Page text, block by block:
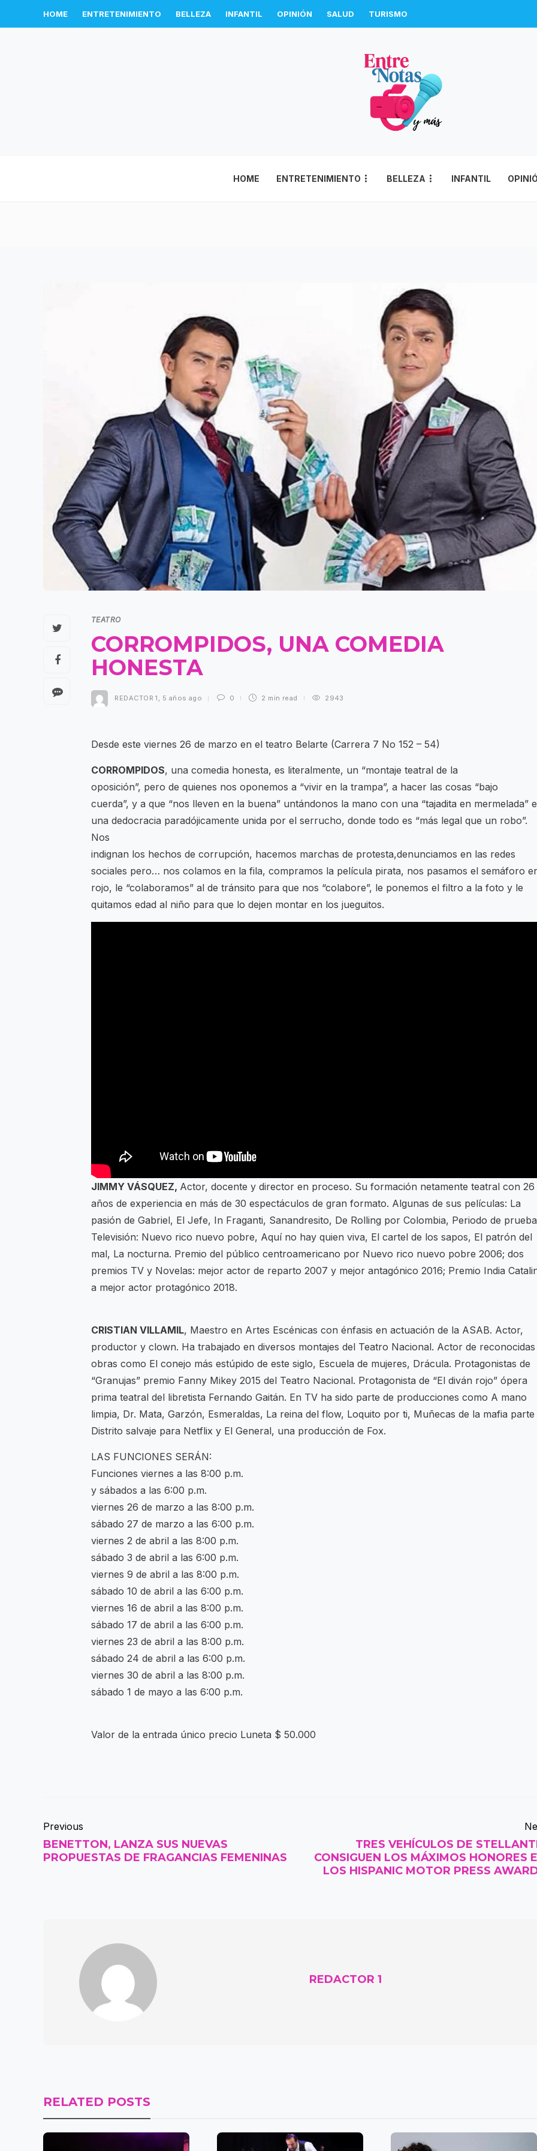
HOME ENTRETENIMIENTO BELLEZA INFANTIL OPINIÓN SALUD TURISMO
HOME ENTRETENIMIENTO BELLEZA INFANTIL
TEATRO
CORROMPIDOS, UNA COMEDIA
HONESTA
REDACTOR 1 , 5 años ago 0 2 min read 2943
Desde este viernes 26 de marzo en el teatro Belarte (Carrera 7 No 152 – 54)
CORROMPIDOS, una comedia honesta, es literalmente, un “montaje teatral de la
oposición”, pero de quienes nos oponemos a “vivir en la trampa”, a hacer las cosas “bajo
cuerda”, y a que “nos lleven en la buena” untándonos la mano con una “tajadita en mermelada”
una dedocracia paradójicamente unida por el serrucho, donde todo es “más legal que un robo”.
Nos
indignan los hechos de corrupción, hacemos marchas de protesta,denunciamos en las redes
sociales pero… nos colamos en la fila, compramos la película pirata, nos pasamos el semáforo
rojo, le “colaboramos” al de tránsito para que nos “colabore”, le ponemos el filtro a la foto y le
quitamos edad al niño para que lo dejen montar en los jueguitos.
JIMMY VÁSQUEZ, Actor, docente y director en proceso. Su formación netamente teatral con 26
años de experiencia en más de 30 espectáculos de gran formato. Algunas de sus películas: La
pasión de Gabriel, El Jefe, In Fraganti, Sanandresito, De Rolling por Colombia, Periodo de
Televisión: Nuevo rico nuevo pobre, Aquí no hay quien viva, El cartel de los sapos, El patrón del
mal, La nocturna. Premio del público centroamericano por Nuevo rico nuevo pobre 2006; dos
premios TV y Novelas: mejor actor de reparto 2007 y mejor antagónico 2016; Premio India
a mejor actor protagónico 2018.
CRISTIAN VILLAMIL, Maestro en Artes Escénicas con énfasis en actuación de la ASAB. Actor,
productor y clown. Ha trabajado en diversos montajes del Teatro Nacional. Actor de reconocidas
obras como El conejo más estúpido de este siglo, Escuela de mujeres, Drácula. Protagonistas de
“Granujas” premio Fanny Mikey 2015 del Teatro Nacional. Protagonista de “El diván rojo” ópera
prima teatral del libretista Fernando Gaitán. En TV ha sido parte de producciones como A mano
limpia, Dr. Mata, Garzón, Esmeraldas, La reina del flow, Loquito por ti, Muñecas de la mafia parte
Distrito salvaje para Netflix y El General, una producción de Fox.
LAS FUNCIONES SERÁN:
Funciones viernes a las 8:00 p.m.
y sábados a las 6:00 p.m.
viernes 26 de marzo a las 8:00 p.m.
sábado 27 de marzo a las 6:00 p.m.
viernes 2 de abril a las 8:00 p.m.
sábado 3 de abril a las 6:00 p.m.
viernes 9 de abril a las 8:00 p.m.
sábado 10 de abril a las 6:00 p.m.
viernes 16 de abril a las 8:00 p.m.
sábado 17 de abril a las 6:00 p.m.
viernes 23 de abril a las 8:00 p.m.
sábado 24 de abril a las 6:00 p.m.
viernes 30 de abril a las 8:00 p.m.
sábado 1 de mayo a las 6:00 p.m.
Valor de la entrada único precio Luneta $ 50.000
Previous
BENETTON, LANZA SUS NUEVAS
PROPUESTAS DE FRAGANCIAS FEMENINAS
TRES VEHÍCULOS DE
CONSIGUEN LOS MÁXIMOS HONORES
LOS HISPANIC MOTOR PRESS
REDACTOR 1
RELATED POSTS